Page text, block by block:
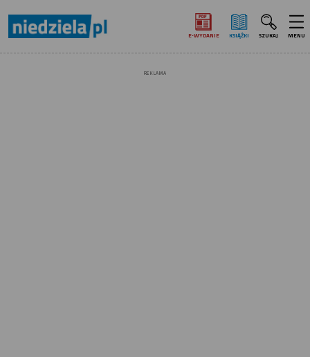
E‑WYDANIE KSIĄŻKI SZUKAJ MENU
REKLAMA